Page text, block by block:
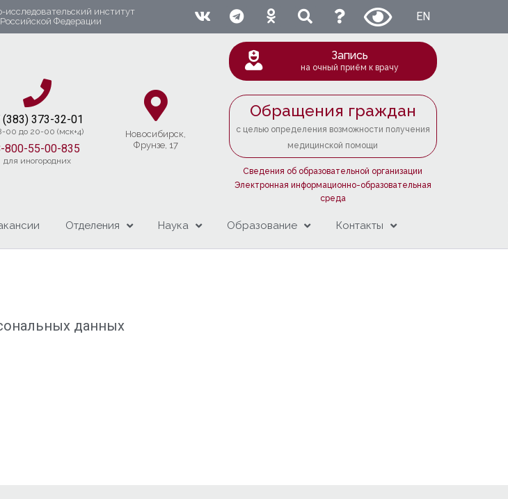
институт
Федерации
EN
(383) 373-32-01​
00 до 20-00 (мск+4)
800-55-00-835
для иногородних
Новосибирcк,
Фрунзе, 17
Запись
на очный приём к врачу
Обращения граждан
с целью определения возможности получения
медицинской помощи
Сведения об образовательной организации
Электронная информационно-образовательная
среда
Отделения Наука Образование Контакты
данных